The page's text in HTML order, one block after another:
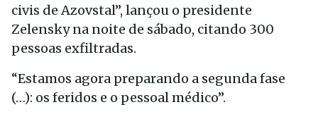
civis de Azovstal”, lançou o presidente
Zelensky na noite de sábado, citando 300
pessoas exfiltradas.
“Estamos agora preparando a segunda fase
(…): os feridos e o pessoal médico”.